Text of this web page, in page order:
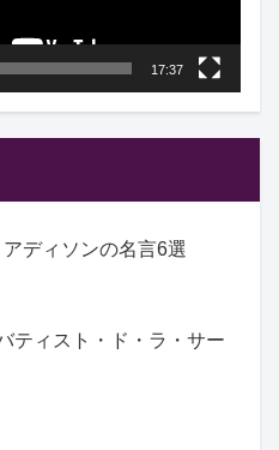
17:37
アディソンの名言6選
ティスト・ド・ラ・サー